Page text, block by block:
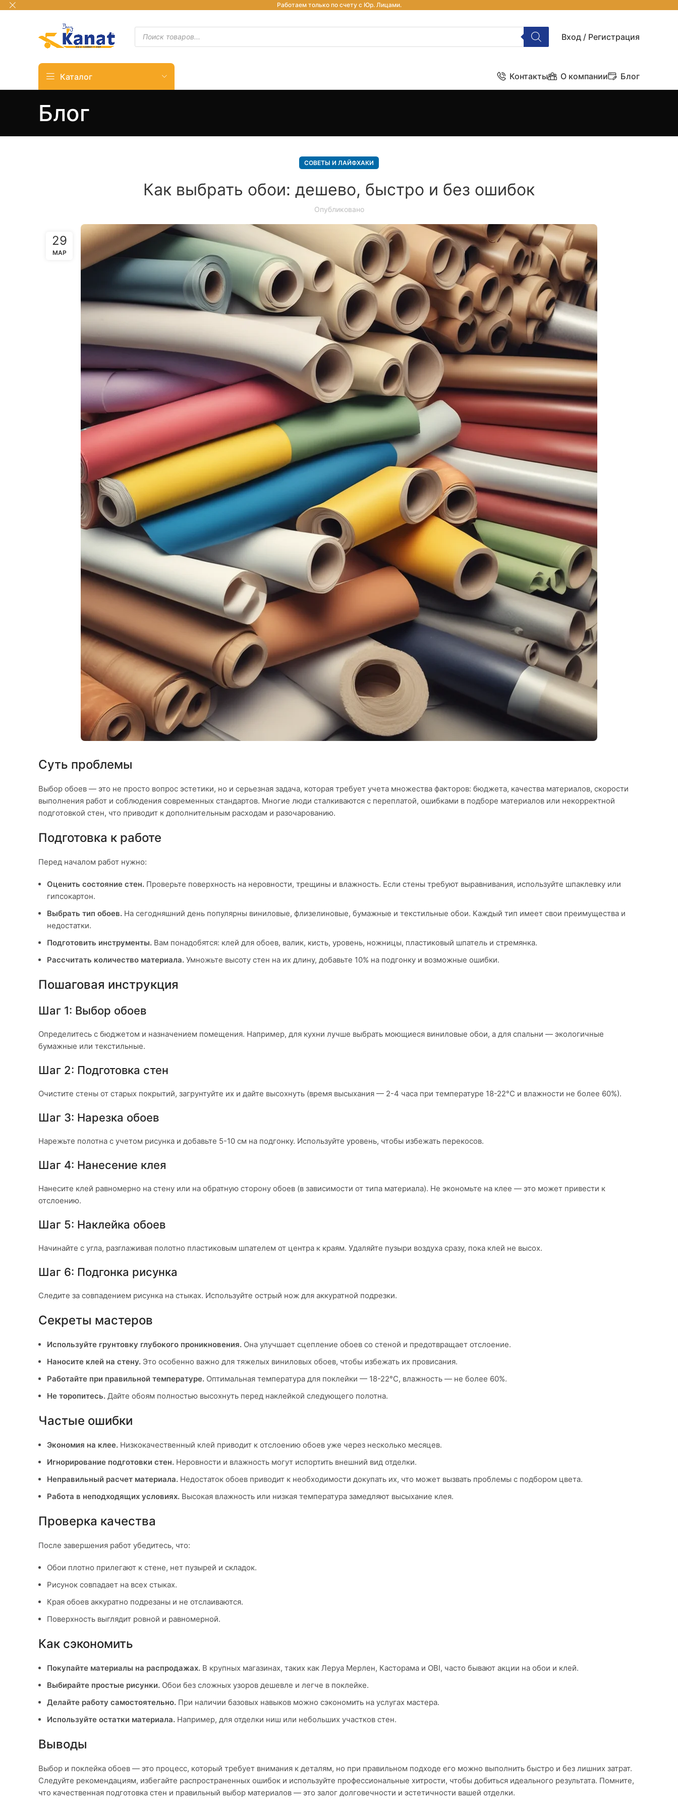
Вход / Регистрация
Каталог Контакты О компании Блог
Блог
СОВЕТЫ И ЛАЙФХАКИ
Как выбрать обои: дешево, быстро и без ошибок
Опубликовано
29
МАР
Суть проблемы
Выбор обоев — это не просто вопрос эстетики, но и серьезная задача, которая требует учета множества факторов: бюджета, качества материалов, скорости
выполнения работ и соблюдения современных стандартов. Многие люди сталкиваются с переплатой, ошибками в подборе материалов или некорректной
подготовкой стен, что приводит к дополнительным расходам и разочарованию.
Подготовка к работе
Перед началом работ нужно:
Оценить состояние стен. Проверьте поверхность на неровности, трещины и влажность. Если стены требуют выравнивания, используйте шпаклевку или
гипсокартон.
Выбрать тип обоев. На сегодняшний день популярны виниловые, флизелиновые, бумажные и текстильные обои. Каждый тип имеет свои преимущества и
недостатки.
Подготовить инструменты. Вам понадобятся: клей для обоев, валик, кисть, уровень, ножницы, пластиковый шпатель и стремянка.
Рассчитать количество материала. Умножьте высоту стен на их длину, добавьте 10% на подгонку и возможные ошибки.
Пошаговая инструкция
Шаг 1: Выбор обоев
Определитесь с бюджетом и назначением помещения. Например, для кухни лучше выбрать моющиеся виниловые обои, а для спальни — экологичные
бумажные или текстильные.
Шаг 2: Подготовка стен
Очистите стены от старых покрытий, загрунтуйте их и дайте высохнуть (время высыхания — 2-4 часа при температуре 18-22°C и влажности не более 60%).
Шаг 3: Нарезка обоев
Нарежьте полотна с учетом рисунка и добавьте 5-10 см на подгонку. Используйте уровень, чтобы избежать перекосов.
Шаг 4: Нанесение клея
Нанесите клей равномерно на стену или на обратную сторону обоев (в зависимости от типа материала). Не экономьте на клее — это может привести к
отслоению.
Шаг 5: Наклейка обоев
Начинайте с угла, разглаживая полотно пластиковым шпателем от центра к краям. Удаляйте пузыри воздуха сразу, пока клей не высох.
Шаг 6: Подгонка рисунка
Следите за совпадением рисунка на стыках. Используйте острый нож для аккуратной подрезки.
Секреты мастеров
Используйте грунтовку глубокого проникновения. Она улучшает сцепление обоев со стеной и предотвращает отслоение.
Наносите клей на стену. Это особенно важно для тяжелых виниловых обоев, чтобы избежать их провисания.
Работайте при правильной температуре. Оптимальная температура для поклейки — 18-22°C, влажность — не более 60%.
Не торопитесь. Дайте обоям полностью высохнуть перед наклейкой следующего полотна.
Частые ошибки
Экономия на клее. Низкокачественный клей приводит к отслоению обоев уже через несколько месяцев.
Игнорирование подготовки стен. Неровности и влажность могут испортить внешний вид отделки.
Неправильный расчет материала. Недостаток обоев приводит к необходимости докупать их, что может вызвать проблемы с подбором цвета.
Работа в неподходящих условиях. Высокая влажность или низкая температура замедляют высыхание клея.
Проверка качества
После завершения работ убедитесь, что:
Обои плотно прилегают к стене, нет пузырей и складок.
Рисунок совпадает на всех стыках.
Края обоев аккуратно подрезаны и не отслаиваются.
Поверхность выглядит ровной и равномерной.
Как сэкономить
Покупайте материалы на распродажах. В крупных магазинах, таких как Леруа Мерлен, Касторама и OBI, часто бывают акции на обои и клей.
Выбирайте простые рисунки. Обои без сложных узоров дешевле и легче в поклейке.
Делайте работу самостоятельно. При наличии базовых навыков можно сэкономить на услугах мастера.
Используйте остатки материала. Например, для отделки ниш или небольших участков стен.
Выводы
Выбор и поклейка обоев — это процесс, который требует внимания к деталям, но при правильном подходе его можно выполнить быстро и без лишних затрат.
Следуйте рекомендациям, избегайте распространенных ошибок и используйте профессиональные хитрости, чтобы добиться идеального результата. Помните,
что качественная подготовка стен и правильный выбор материалов — это залог долговечности и эстетичности вашей отделки.
Работаем только по счету с Юр. Лицами.